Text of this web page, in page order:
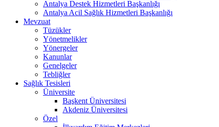
Antalya Destek Hizmetleri Başkanlığı
Antalya Acil Sağlık Hizmetleri Başkanlığı
Mevzuat
Tüzükler
Yönetmelikler
Yönergeler
Kanunlar
Genelgeler
Tebliğler
Sağlık Tesisleri
Üniversite
Başkent Üniversitesi
Akdeniz Üniversitesi
Özel